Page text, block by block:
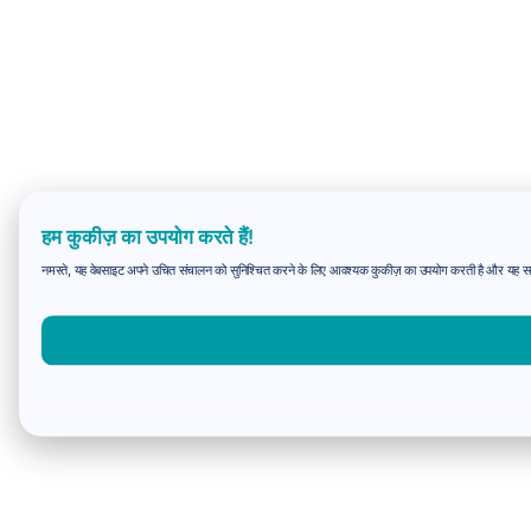
हम कुकीज़ का उपयोग करते हैं!
नमस्ते, यह वेबसाइट अपने उचित संचालन को सुनिश्चित करने के लिए आवश्यक कुकीज़ का उपयोग करती है और यह